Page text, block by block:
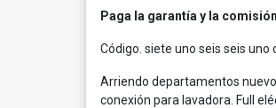
Paga la garantía y la
Código. siete uno seis seis uno
Arriendo departamentos
conexión para lavadora. Full